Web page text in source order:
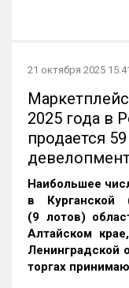
21 октября 2025
2025 года в
продается
Наибольшее
в Курганской
(9 лотов)
Алтайском
Ленинградской
торгах